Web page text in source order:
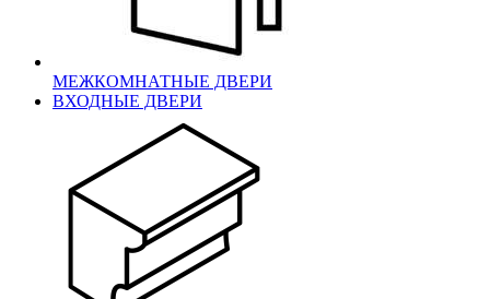
МЕЖКОМНАТНЫЕ ДВЕРИ
ВХОДНЫЕ ДВЕРИ